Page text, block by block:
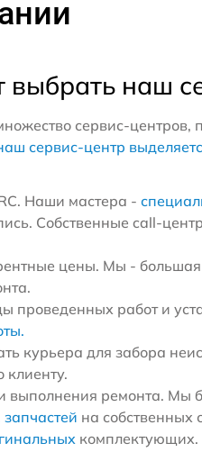
выбрать наш
сервис-
сервис-центр
Наши мастера -
Собственные call-
цены. Мы -
проведенных работ и
курьера для забора
клиенту.
ремонта. Мы
на собственных
комплектующих.